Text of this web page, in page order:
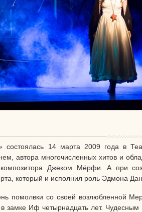
состоялась 14 марта 2009 года в
автора многочисленных хитов и
Джеком Мёрфи. А при
который и исполнил роль Эдмона
помолвки со своей возлюбленной
замке Иф четырнадцать лет.